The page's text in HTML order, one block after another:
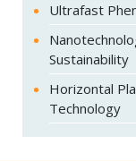
Ultrafast
Sustainability
Horizontal
Technology